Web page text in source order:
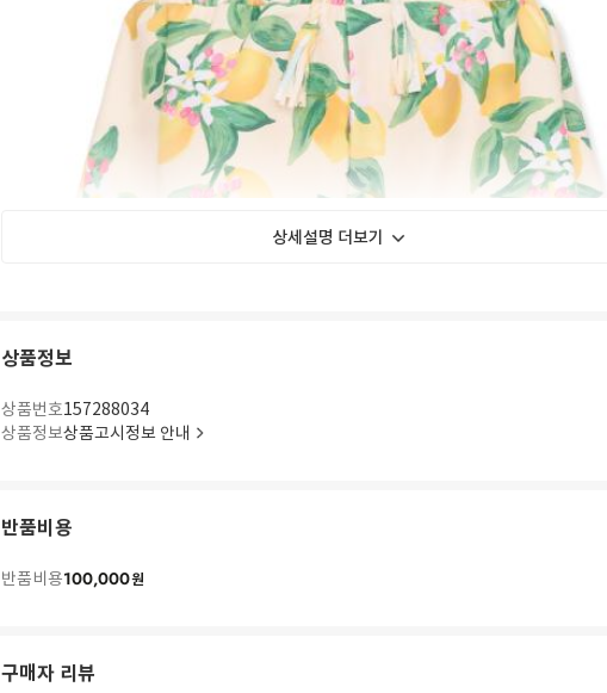
상세설명 더보기
상품정보
상품번호157288034
상품정보상품고시정보 안내
반품비용
반품비용100,000원
구매자 리뷰